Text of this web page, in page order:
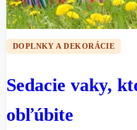
DOPLNKY A DEKORÁCIE
Sedacie vaky,
obľúbite